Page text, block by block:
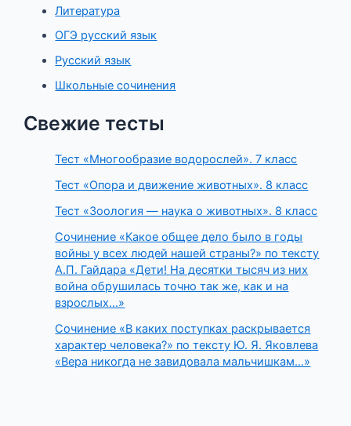
Литература
ОГЭ русский язык
Русский язык
Школьные сочинения
Свежие тесты
Тест «Многообразие водорослей». 7 класс
Тест «Опора и движение животных». 8 класс
Тест «Зоология — наука о животных». 8 класс
Сочинение «Какое общее дело было в годы
войны у всех людей нашей страны?» по тексту
А.П. Гайдара «Дети! На десятки тысяч из них
война обрушилась точно так же, как и на
взрослых…»
Сочинение «В каких поступках раскрывается
характер человека?» по тексту Ю. Я. Яковлева
«Вера никогда не завидовала мальчишкам…»